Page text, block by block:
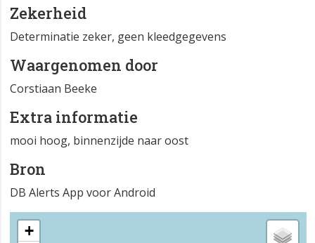
Zekerheid
Determinatie zeker, geen kleedgegevens
Waargenomen door
Corstiaan Beeke
Extra informatie
mooi hoog, binnenzijde naar oost
Bron
DB Alerts App voor Android
+